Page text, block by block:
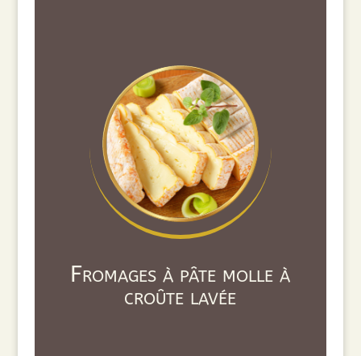
Fromages à pâte molle à
croûte lavée